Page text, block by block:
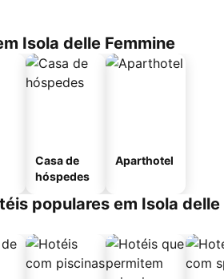
Isola delle Femmine
Casa de
hóspedes
Aparthotel
populares em Isola delle